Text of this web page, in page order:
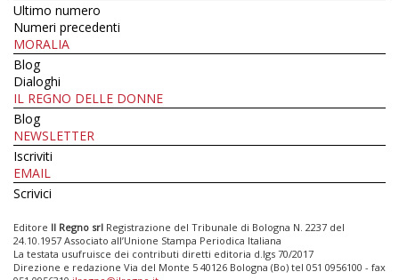
Ultimo numero
Numeri precedenti
MORALIA
Blog
Dialoghi
IL REGNO DELLE DONNE
Blog
NEWSLETTER
Iscriviti
EMAIL
Scrivici
Editore Il Regno srl Registrazione del Tribunale di Bologna N. 2237 del
24.10.1957 Associato all’Unione Stampa Periodica Italiana
La testata usufruisce dei contributi diretti editoria d.lgs 70/2017
Direzione e redazione Via del Monte 5 40126 Bologna (Bo) tel 051 0956100 - fax